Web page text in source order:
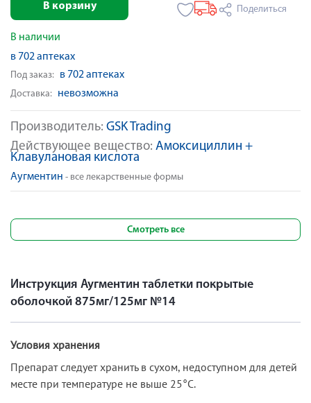
Производитель: GSK Trading
Действующее вещество: Амоксициллин +
Клавулановая кислота
Аугментин - все лекарственные формы
В корзину Поделиться
В наличии
в 702 аптеках
Под заказ: в 702 аптеках
Доставка: невозможна
Смотреть все
Инструкция Аугментин таблетки покрытые
оболочкой 875мг/125мг №14
Условия хранения
Препарат следует хранить в сухом, недоступном для детей
месте при температуре не выше 25°C.